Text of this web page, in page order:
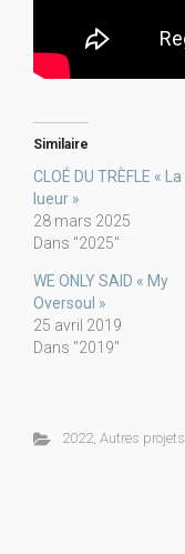
Similaire
CLOÉ DU TRÈFLE « La
lueur »
28 mars 2025
Dans "2025"
WE ONLY SAID « My
Oversoul »
25 avril 2019
Dans "2019"
2022, Autres projets